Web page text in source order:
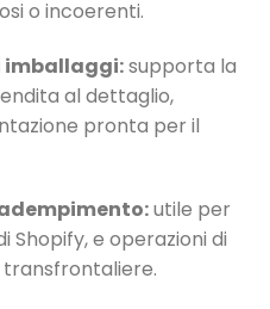
o incoerenti.
imballaggi:supporta la
al dettaglio,
pronta per il
utile per
Shopify, e operazioni di